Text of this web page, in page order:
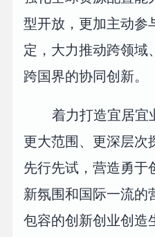
型开放，更加主动参
定，大力推动跨领域
跨国界的协同创新。
着力打造宜居宜
更大范围、更深层次
先行先试，营造勇于
新氛围和国际一流的
包容的创新创业创造